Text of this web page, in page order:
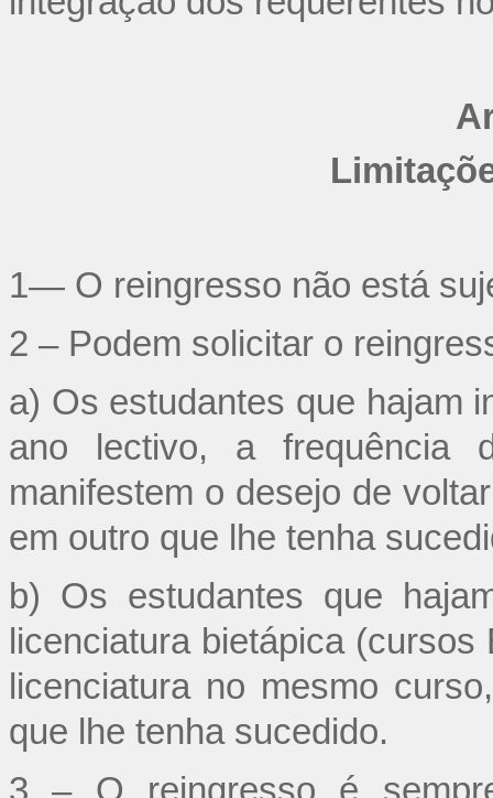
1— O reingresso não está
2 – Podem solicitar o
a) Os estudantes que hajam
ano lectivo, a frequência
manifestem o desejo de
em outro que lhe tenha
b) Os estudantes que
licenciatura bietápica
licenciatura no mesmo
que lhe tenha sucedido.